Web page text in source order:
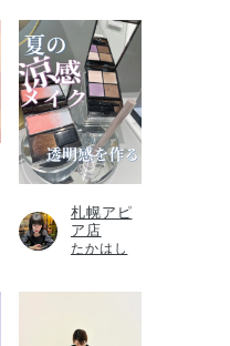
札幌アピ
ア店
たかはし